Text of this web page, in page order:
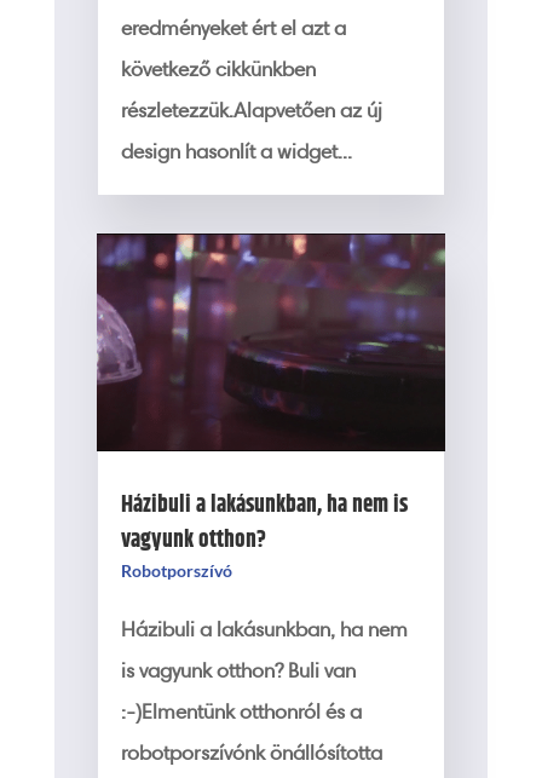
eredményeket ért el azt a
következő cikkünkben
részletezzük.Alapvetően az új
design hasonlít a widget...
Házibuli a lakásunkban, ha nem is
vagyunk otthon?
Robotporszívó
Házibuli a lakásunkban, ha nem
is vagyunk otthon? Buli van
:-)Elmentünk otthonról és a
robotporszívónk önállósította